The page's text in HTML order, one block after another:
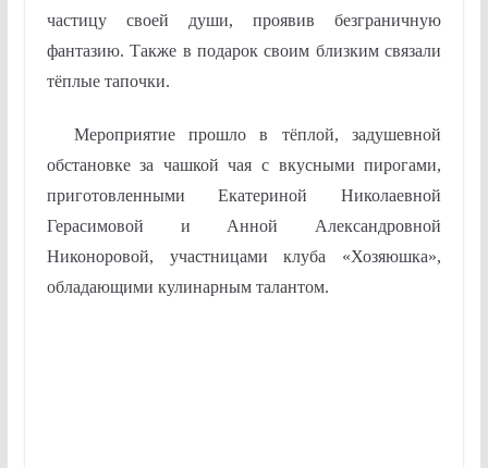
частицу своей души, проявив безграничную
фантазию. Также в подарок своим близким связали
тёплые тапочки.
Мероприятие прошло в тёплой, задушевной
обстановке за чашкой чая с вкусными пирогами,
приготовленными Екатериной Николаевной
Герасимовой и Анной Александровной
Никоноровой, участницами клуба «Хозяюшка»,
обладающими кулинарным талантом.